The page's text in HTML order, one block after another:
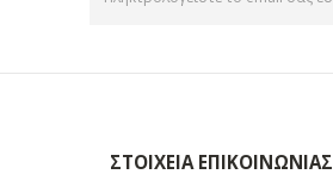
ΣΤΟΙΧΕΊΑ ΕΠΙΚΟΙΝΩΝΊΑΣ